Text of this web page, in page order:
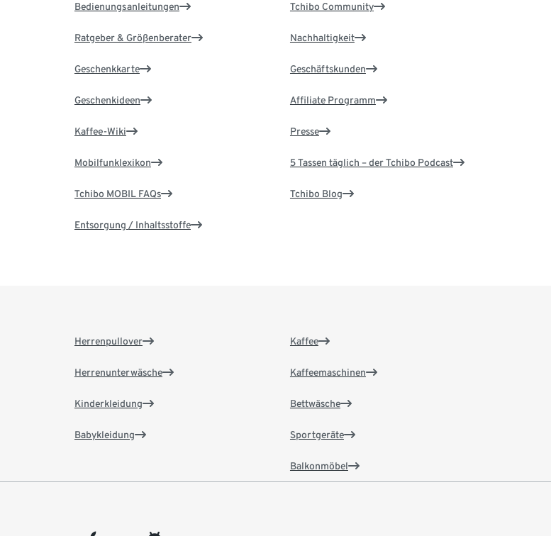
Bedienungsanleitungen
Ratgeber & Größenberater
Geschenkkarte
Geschenkideen
Kaffee-Wiki
Mobilfunklexikon
Tchibo MOBIL FAQs
Entsorgung / Inhaltsstoffe
Tchibo Community
Nachhaltigkeit
Geschäftskunden
Affiliate Programm
Presse
5 Tassen täglich – der Tchibo Podcast
Tchibo Blog
Herrenpullover
Herrenunterwäsche
Kinderkleidung
Babykleidung
Kaffee
Kaffeemaschinen
Bettwäsche
Sportgeräte
Balkonmöbel